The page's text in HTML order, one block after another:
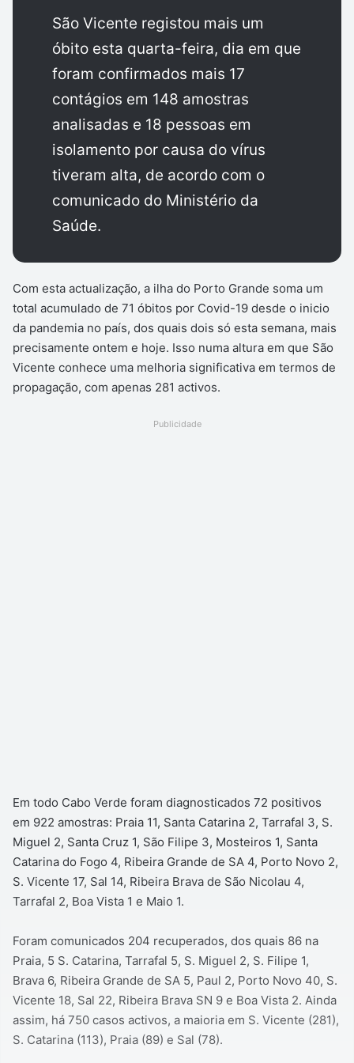
São Vicente registou mais um
óbito esta quarta-feira, dia em que
foram confirmados mais 17
contágios em 148 amostras
analisadas e 18 pessoas em
isolamento por causa do vírus
tiveram alta, de acordo com o
comunicado do Ministério da
Saúde.
Com esta actualização, a ilha do Porto Grande soma um
total acumulado de 71 óbitos por Covid-19 desde o inicio
da pandemia no país, dos quais dois só esta semana, mais
precisamente ontem e hoje. Isso numa altura em que São
Vicente conhece uma melhoria significativa em termos de
propagação, com apenas 281 activos.
Publicidade
Em todo Cabo Verde foram diagnosticados 72 positivos
em 922 amostras: Praia 11, Santa Catarina 2, Tarrafal 3, S.
Miguel 2, Santa Cruz 1, São Filipe 3, Mosteiros 1, Santa
Catarina do Fogo 4, Ribeira Grande de SA 4, Porto Novo 2,
S. Vicente 17, Sal 14, Ribeira Brava de São Nicolau 4,
Tarrafal 2, Boa Vista 1 e Maio 1.
Foram comunicados 204 recuperados, dos quais 86 na
Praia, 5 S. Catarina, Tarrafal 5, S. Miguel 2, S. Filipe 1,
Brava 6, Ribeira Grande de SA 5, Paul 2, Porto Novo 40, S.
Vicente 18, Sal 22, Ribeira Brava SN 9 e Boa Vista 2. Ainda
assim, há 750 casos activos, a maioria em S. Vicente (281),
S. Catarina (113), Praia (89) e Sal (78).